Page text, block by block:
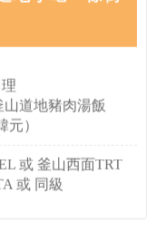
道地豬肉湯飯
元）
或 釜山西面TRT
或 同級